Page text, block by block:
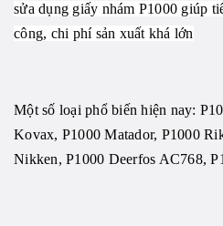
sửa dụng giấy nhám P1000 giúp
công, chi phí sản xuất khá lớn
Một số loại phổ biến hiện nay:
Kovax, P1000 Matador, P1000
Nikken, P1000 Deerfos AC768,